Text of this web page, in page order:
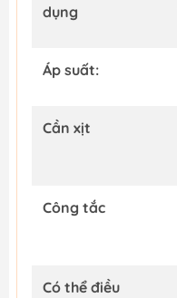
dụng
Áp suất:
Cần xịt
Công tắc
Có thể điều